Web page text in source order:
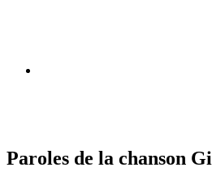
Paroles de la chanson